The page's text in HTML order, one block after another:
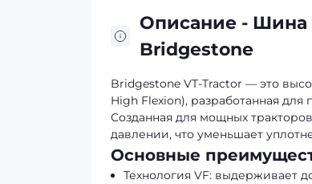
Описание - Шина
Bridgestone
Bridgestone VT-Tractor — это
High Flexion), разработанная
Созданная для мощных
давлении, что уменьшает
Основные
Технология VF: выдерживает